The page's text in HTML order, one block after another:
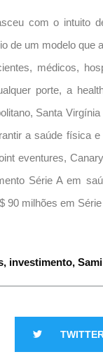
com o intuito
de um modelo
médicos,
porte, a
Santa
a saúde física
eventures,
Série A em
90 milhões em
, investimento, Sami